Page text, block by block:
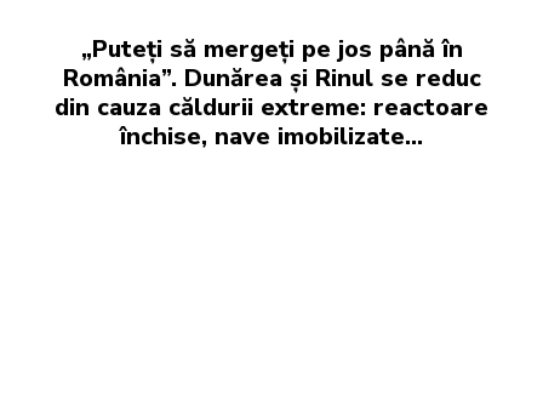
„Puteți să mergeți pe jos până în
România”. Dunărea și Rinul se reduc
din cauza căldurii extreme: reactoare
închise, nave imobilizate…